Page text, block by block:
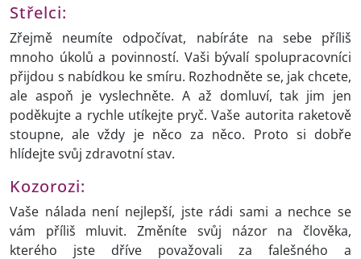
Střelci:
Zřejmě neumíte odpočívat, nabíráte na sebe příliš
mnoho úkolů a povinností. Vaši bývalí spolupracovníci
přijdou s nabídkou ke smíru. Rozhodněte se, jak chcete,
ale aspoň je vyslechněte. A až domluví, tak jim jen
poděkujte a rychle utíkejte pryč. Vaše autorita raketově
stoupne, ale vždy je něco za něco. Proto si dobře
hlídejte svůj zdravotní stav.
Kozorozi:
Vaše nálada není nejlepší, jste rádi sami a nechce se
vám příliš mluvit. Změníte svůj názor na člověka,
kterého jste dříve považovali za falešného a